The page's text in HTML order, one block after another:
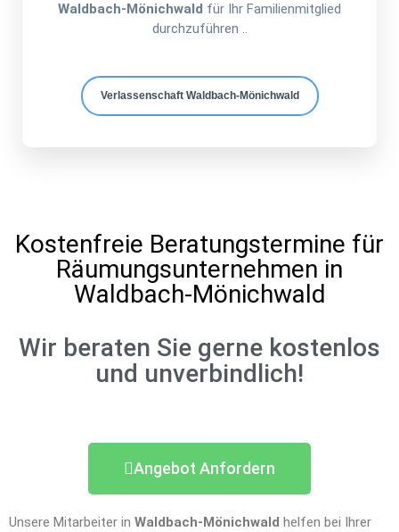
Waldbach-Mönichwald für Ihr Familienmitglied
durchzuführen ..
Verlassenschaft Waldbach-Mönichwald
Kostenfreie Beratungstermine für
Räumungsunternehmen in
Waldbach-Mönichwald
Wir beraten Sie gerne kostenlos
und unverbindlich!
Angebot Anfordern
Unsere Mitarbeiter in Waldbach-Mönichwald helfen bei Ihrer